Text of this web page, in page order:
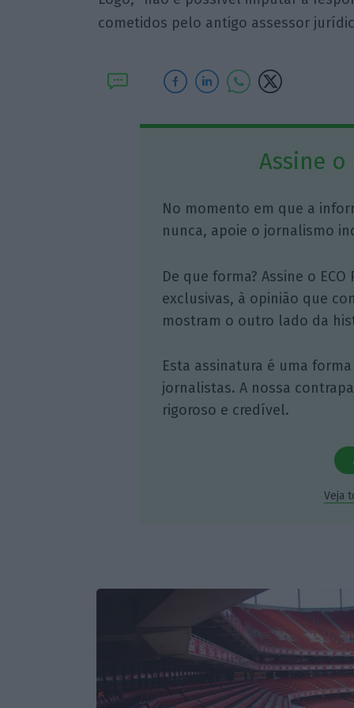
cometidos pelo antigo assessor
Assine o
No momento em que a
nunca, apoie o jornalismo
De que forma? Assine o
exclusivas, à opinião que
mostram o outro lado da
Esta assinatura é uma
jornalistas. A nossa
rigoroso e credível.
Veja